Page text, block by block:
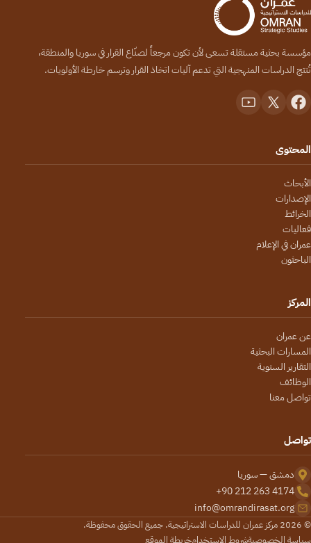
مؤسسة بحثية مستقلة تسعى لأن تكون مرجعاً لصنّاع القرار في سوريا والمنطقة،
تُنتج الدراسات المنهجية التي تدعم آليات اتخاذ القرار وترسم خارطة الأولويات.
المحتوى
الأبحاث
الإصدارات
الخرائط
فعاليات
عمران في الإعلام
الباحثون
المركز
عن عمران
المسارات البحثية
التقارير السنوية
الوظائف
تواصل معنا
تواصل
دمشق — سوريا
+90 212 263 4174
info@omrandirasat.org
© 2026 مركز عمران للدراسات الاستراتيجية. جميع الحقوق محفوظة.
سياسة الخصوصيةشروط الاستخدامخريطة الموقع